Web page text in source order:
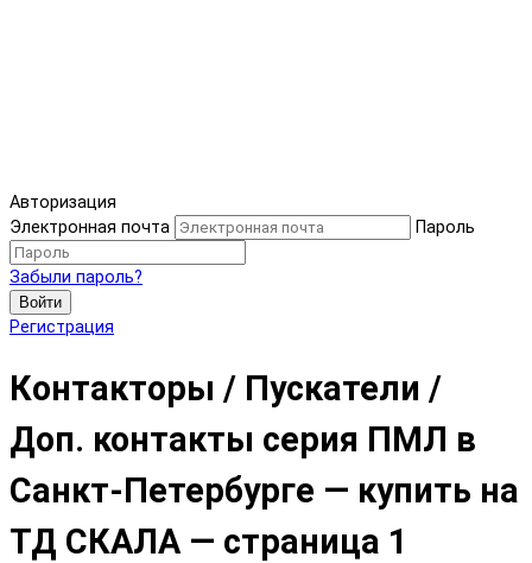
Авторизация
Электронная почта
Пароль
Забыли пароль?
Войти
Регистрация
Контакторы / Пускатели /
Доп. контакты серия ПМЛ в
Санкт-Петербурге — купить на
ТД СКАЛА — страница 1